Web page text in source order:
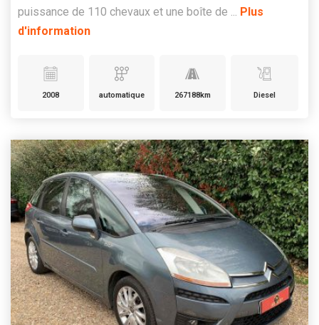
puissance de 110 chevaux et une boîte de ... Plus
d'information
2008 automatique 267188km Diesel